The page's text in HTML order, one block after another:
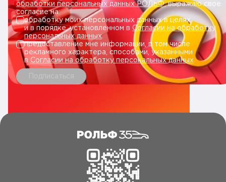
обработки персональных данных РОЛЬФ, выражаю свое
согласие на:
обработку моих персональных данных в целях
и в порядке, установленном в Согласии на обработку
персональных данных.
предоставление мне информации, в том числе
рекламного характера, способами, указанными
в Согласии на обработку персональных данных
Подписаться